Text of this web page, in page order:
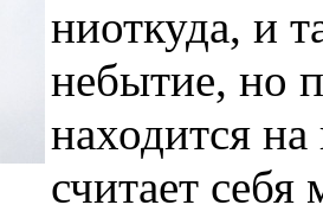
ниоткуда, и
небытие, но
находится
считает